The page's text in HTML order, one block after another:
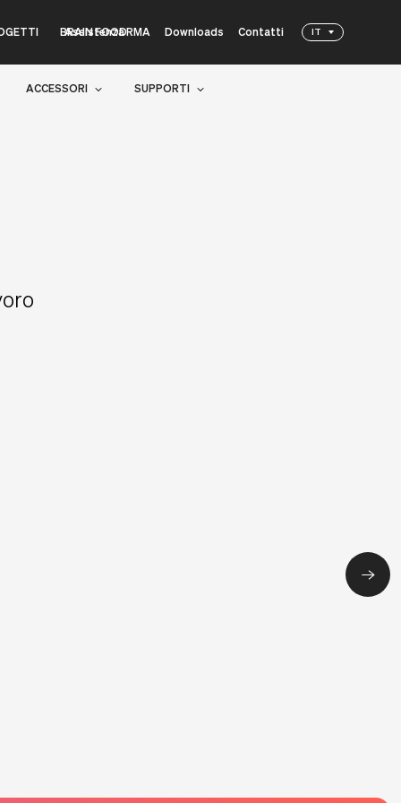
BRAIN FOOD
Assistenza RMA Downloads Contatti IT
ACCESSORI SUPPORTI